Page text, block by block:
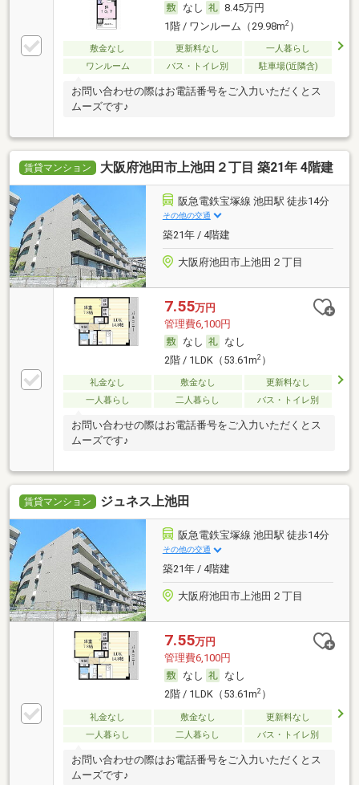
なし
8.45万円
1階 / ワンルーム（29.98m2）
敷金なし 更新料なし
一人暮らし
ワンルーム
バス・トイレ別 駐車場(近隣含)
お問い合わせの際はお電話番号をご入力いただくとス
ムーズです♪
賃貸マンション 大阪府池田市上池田２丁目 築21年 4階建
阪急電鉄宝塚線 池田駅 徒歩14分
その他の交通
築21年 / 4階建
大阪府池田市上池田２丁目
7.55万円
管理費6,100円
なし
なし
2階 / 1LDK（53.61m2）
礼金なし 敷金なし
更新料なし
一人暮らし
二人暮らし バス・トイレ別
お問い合わせの際はお電話番号をご入力いただくとス
ムーズです♪
賃貸マンション ジュネス上池田
阪急電鉄宝塚線 池田駅 徒歩14分
その他の交通
築21年 / 4階建
大阪府池田市上池田２丁目
7.55万円
管理費6,100円
なし
なし
2階 / 1LDK（53.61m2）
礼金なし 敷金なし
更新料なし
一人暮らし
二人暮らし バス・トイレ別
お問い合わせの際はお電話番号をご入力いただくとス
ムーズです♪